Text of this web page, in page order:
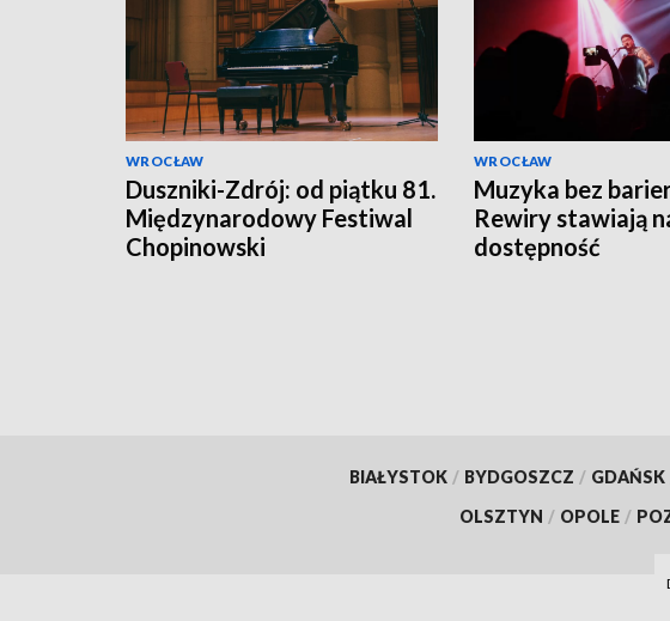
WROCŁAW
Duszniki-Zdrój: od piątku 81.
Międzynarodowy Festiwal
Chopinowski
WROCŁAW
Muzyka bez
Rewiry stawiają
dostępność
BIAŁYSTOK / BYDGOSZCZ / GDAŃSK
OLSZTYN / OPOLE /